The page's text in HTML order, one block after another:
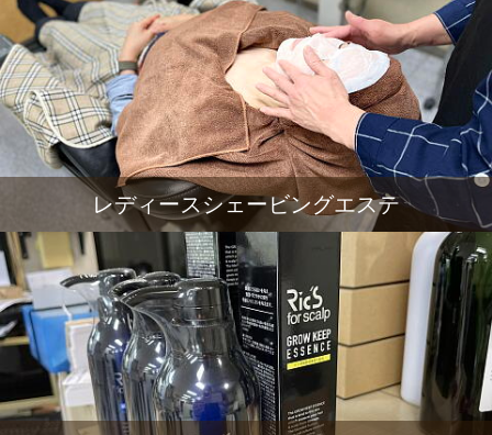
レディースシェービングエステ